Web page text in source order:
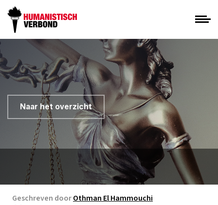
Naar het overzicht
Geschreven doorOthman El Hammouchi